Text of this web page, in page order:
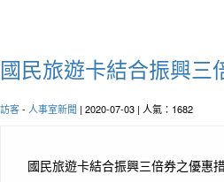
國民旅遊卡結合振興
訪客- 人事室新聞 | 2020-07-03 | 人氣：1682
國民旅遊卡結合振興三倍券之優惠